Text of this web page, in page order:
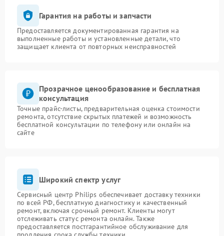
Гарантия на работы и запчасти
Предоставляется документированная гарантия на
выполненные работы и установленные детали, что
защищает клиента от повторных неисправностей
Прозрачное ценообразование и бесплатная
консультация
Точные прайс-листы, предварительная оценка стоимости
ремонта, отсутствие скрытых платежей и возможность
бесплатной консультации по телефону или онлайн на
сайте
Широкий спектр услуг
Сервисный центр Philips обеспечивает доставку техники
по всей РФ, бесплатную диагностику и качественный
ремонт, включая срочный ремонт. Клиенты могут
отслеживать статус ремонта онлайн. Также
предоставляется постгарантийное обслуживание для